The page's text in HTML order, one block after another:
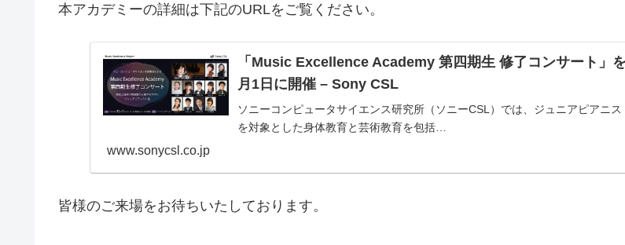
本アカデミーの詳細は下記のURLをご覧ください。
「Music Excellence Academy 第四期生 修了コンサート」
月1日に開催 – Sony CSL
ソニーコンピュータサイエンス研究所（ソニーCSL）では、ジュニアピアニス
を対象とした身体教育と芸術教育を包括…
www.sonycsl.co.jp
皆様のご来場をお待ちいたしております。